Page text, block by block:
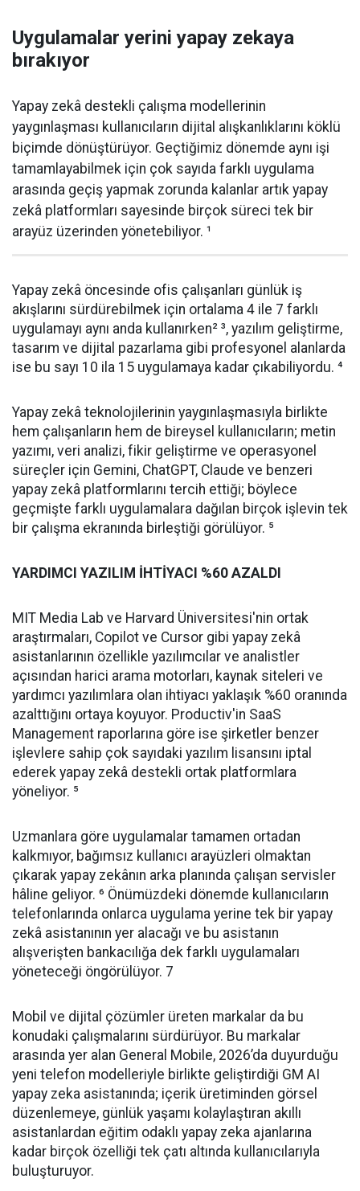
Uygulamalar yerini yapay zekaya
bırakıyor
Yapay zekâ destekli çalışma modellerinin
yaygınlaşması kullanıcıların dijital alışkanlıklarını köklü
biçimde dönüştürüyor. Geçtiğimiz dönemde aynı işi
tamamlayabilmek için çok sayıda farklı uygulama
arasında geçiş yapmak zorunda kalanlar artık yapay
zekâ platformları sayesinde birçok süreci tek bir
arayüz üzerinden yönetebiliyor. ¹
Yapay zekâ öncesinde ofis çalışanları günlük iş
akışlarını sürdürebilmek için ortalama 4 ile 7 farklı
uygulamayı aynı anda kullanırken² ³, yazılım geliştirme,
tasarım ve dijital pazarlama gibi profesyonel alanlarda
ise bu sayı 10 ila 15 uygulamaya kadar çıkabiliyordu. ⁴
Yapay zekâ teknolojilerinin yaygınlaşmasıyla birlikte
hem çalışanların hem de bireysel kullanıcıların; metin
yazımı, veri analizi, fikir geliştirme ve operasyonel
süreçler için Gemini, ChatGPT, Claude ve benzeri
yapay zekâ platformlarını tercih ettiği; böylece
geçmişte farklı uygulamalara dağılan birçok işlevin tek
bir çalışma ekranında birleştiği görülüyor. ⁵
YARDIMCI YAZILIM İHTİYACI %60 AZALDI
MIT Media Lab ve Harvard Üniversitesi'nin ortak
araştırmaları, Copilot ve Cursor gibi yapay zekâ
asistanlarının özellikle yazılımcılar ve analistler
açısından harici arama motorları, kaynak siteleri ve
yardımcı yazılımlara olan ihtiyacı yaklaşık %60 oranında
azalttığını ortaya koyuyor. Productiv'in SaaS
Management raporlarına göre ise şirketler benzer
işlevlere sahip çok sayıdaki yazılım lisansını iptal
ederek yapay zekâ destekli ortak platformlara
yöneliyor. ⁵
Uzmanlara göre uygulamalar tamamen ortadan
kalkmıyor, bağımsız kullanıcı arayüzleri olmaktan
çıkarak yapay zekânın arka planında çalışan servisler
hâline geliyor. ⁶ Önümüzdeki dönemde kullanıcıların
telefonlarında onlarca uygulama yerine tek bir yapay
zekâ asistanının yer alacağı ve bu asistanın
alışverişten bankacılığa dek farklı uygulamaları
yöneteceği öngörülüyor. 7
Mobil ve dijital çözümler üreten markalar da bu
konudaki çalışmalarını sürdürüyor. Bu markalar
arasında yer alan General Mobile, 2026’da duyurduğu
yeni telefon modelleriyle birlikte geliştirdiği GM AI
yapay zeka asistanında; içerik üretiminden görsel
düzenlemeye, günlük yaşamı kolaylaştıran akıllı
asistanlardan eğitim odaklı yapay zeka ajanlarına
kadar birçok özelliği tek çatı altında kullanıcılarıyla
buluşturuyor.